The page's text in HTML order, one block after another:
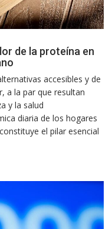
de la proteína en
accesibles y de
a la par que resultan
y la salud
diaria de los hogares
el pilar esencial